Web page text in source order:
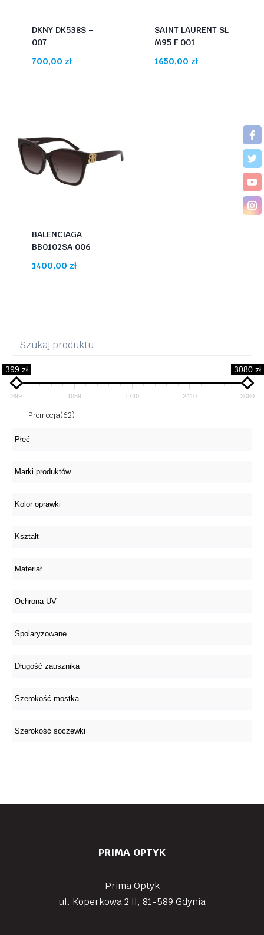
DKNY DK538S –
007
700,00 zł
SAINT LAURENT SL
M95 F 001
1650,00 zł
BALENCIAGA
BB0102SA 006
1400,00 zł
399 zł 3080 zł
399 1069 1740 2410 3080
Promocja(62)
PRIMA OPTYK
Prima Optyk
ul. Koperkowa 2 II, 81-589 Gdynia